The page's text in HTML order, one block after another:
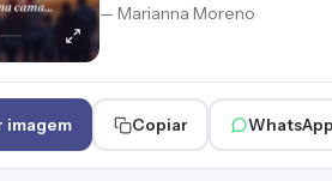
— Marianna Moreno
imagem Copiar WhatsApp